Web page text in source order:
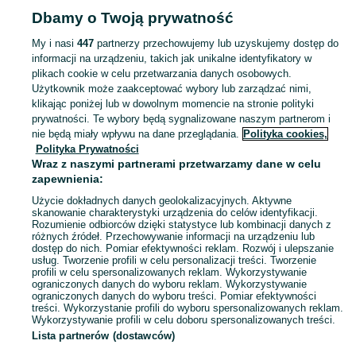
Popularne wyszukiwania
stolik szklany
Skorzystaj z największego serwisu ogłoszeniowego - Harbutowice i okolice! Kupuj to, czego pragniesz i sprzedawaj to, czego już nie potrzebujesz! Zobacz
Mapa kategorii
Mapa miejscowości
Mapa ministron
Popularne wyszukiwania
Dbamy o Twoją prywatność
My i nasi 447partnerzy przechowujemy lub uzyskujemy dostęp do
informacji na urządzeniu, takich jak unikalne identyfikatory w
plikach cookie w celu przetwarzania danych osobowych.
Użytkownik może zaakceptować wybory lub zarządzać nimi,
klikając poniżej lub w dowolnym momencie na stronie polityki
prywatności. Te wybory będą sygnalizowane naszym partnerom i
nie będą miały wpływu na dane przeglądania. Polityka cookies,
Polityka Prywatności
Wraz z naszymi partnerami przetwarzamy dane w celu
zapewnienia:
Użycie dokładnych danych geolokalizacyjnych. Aktywne
skanowanie charakterystyki urządzenia do celów identyfikacji.
Rozumienie odbiorców dzięki statystyce lub kombinacji danych z
różnych źródeł. Przechowywanie informacji na urządzeniu lub
dostęp do nich. Pomiar efektywności reklam. Rozwój i ulepszanie
usług. Tworzenie profili w celu personalizacji treści. Tworzenie
profili w celu spersonalizowanych reklam. Wykorzystywanie
ograniczonych danych do wyboru reklam. Wykorzystywanie
ograniczonych danych do wyboru treści. Pomiar efektywności
treści. Wykorzystanie profili do wyboru spersonalizowanych reklam.
Wykorzystywanie profili w celu doboru spersonalizowanych treści.
Lista partnerów (dostawców)